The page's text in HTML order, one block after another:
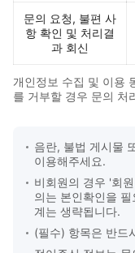
문의 요청, 불편 사
항 확인 및 처리결
과 회신
개인정보 수집 및 이용
를 거부할 경우 문의 처
음란, 불법 게시물
이용해주세요.
비회원의 경우 '회
의는 본인확인을
계는 생략됩니다.
(필수) 항목은 반드